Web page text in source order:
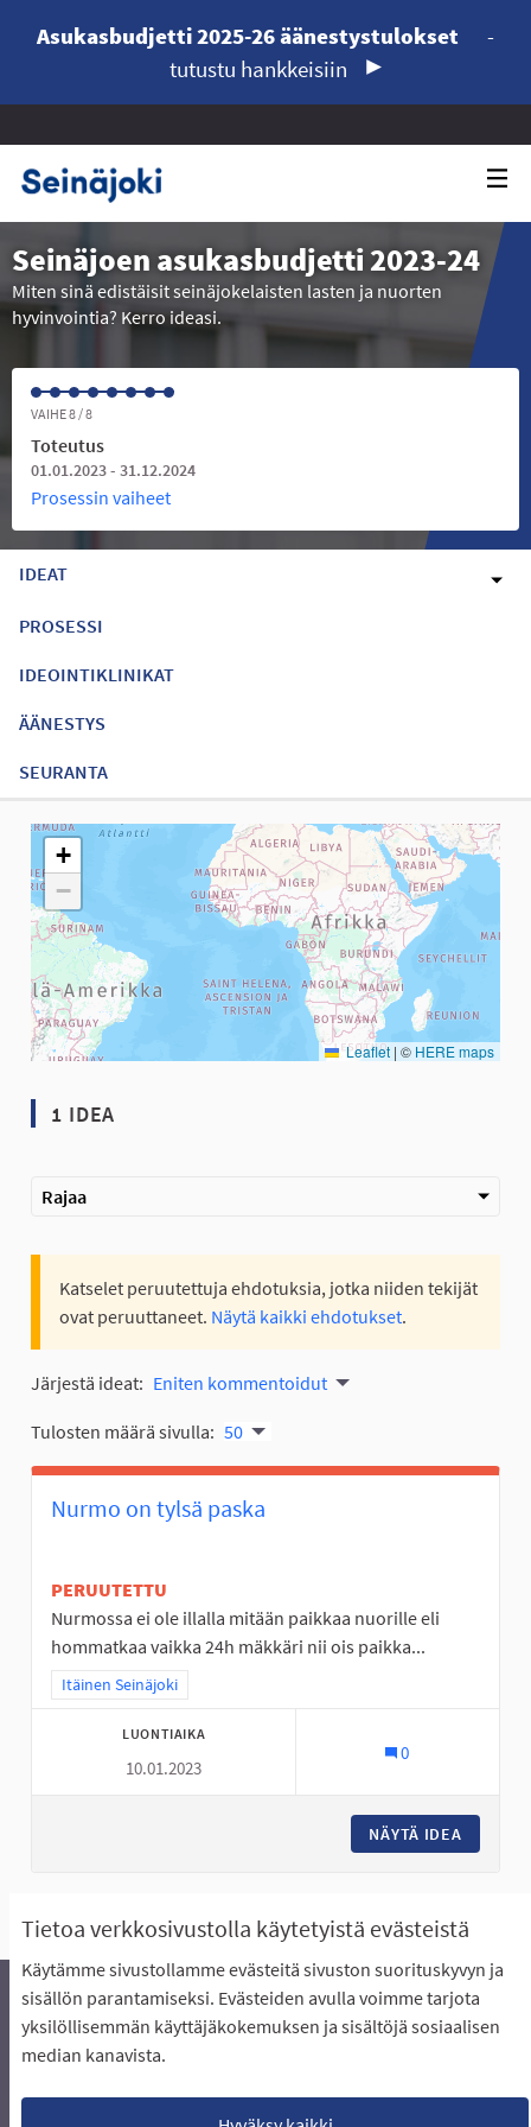
Tietoa verkkosivustolla käytetyistä evästeistä
Käytämme sivustollamme evästeitä sivuston suorituskyvyn ja
sisällön parantamiseksi. Evästeiden avulla voimme tarjota
yksilöllisemmän käyttäjäkokemuksen ja sisältöjä sosiaalisen
median kanavista.
Asukasbudjetti 2025-26 äänestystulokset
-
tutustu hankkeisiin
Seinäjoen asukasbudjetti 2023-24
Miten sinä edistäisit seinäjokelaisten lasten ja nuorten
hyvinvointia? Kerro ideasi.
VAIHE 8 / 8
Toteutus
01.01.2023 - 31.12.2024
Prosessin vaiheet
IDEAT
PROSESSI
IDEOINTIKLINIKAT
ÄÄNESTYS
SEURANTA
Seuraavassa elementissä on kartta, joka esittää tämän sivun
+
−
Leaflet | © HERE maps
1 IDEA
Rajaa
Katselet peruutettuja ehdotuksia, jotka niiden tekijät
ovat peruuttaneet. Näytä kaikki ehdotukset.
Järjestä ideat: Eniten kommentoidut
Tulosten määrä sivulla: 50
Nurmo on tylsä paska
PERUUTETTU
Nurmossa ei ole illalla mitään paikkaa nuorille eli
hommatkaa vaikka 24h mäkkäri nii ois paikka...
Rajaa tulokset teeman mukaan: Itäinen Seinäjoki
Itäinen Seinäjoki
LUONTIAIKA
10.01.2023
0
NÄYTÄ IDEA
Näytä kaikki ehdotukset
Äänestyksen pikaohjeet
Usein kysytyt kysymykset
Näin äänestät Asukasbudjetissa
Lataa avoimet datatiedostot